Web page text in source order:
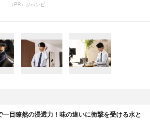
（PR）ジハンピ
一目瞭然の浸透力！味の違いに衝撃を受ける水と